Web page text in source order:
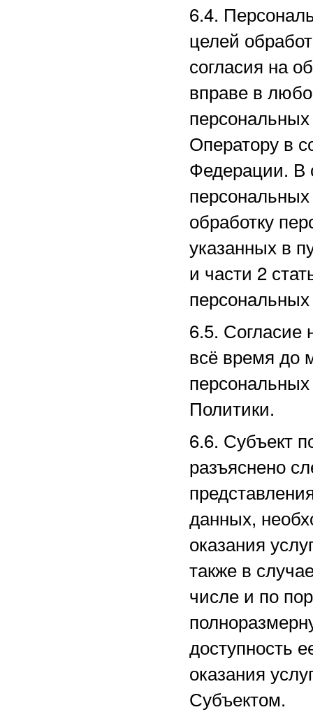
6.4.
целей
согласия на
вправе в
Оператору в
Федерации. В
обработку
указанных в
и части 2
6.5. Согласие
всё время до
Политики.
6.6. Субъект
разъяснено
данных,
оказания
также в
числе и по
доступность
оказания
Субъектом.